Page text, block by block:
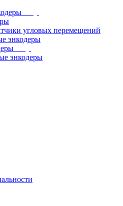
угловых перемещений
энкодеры
энкодеры